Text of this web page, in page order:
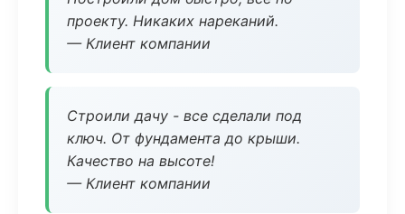
проекту. Никаких нареканий.
— Клиент компании
Строили дачу - все сделали под
ключ. От фундамента до крыши.
Качество на высоте!
— Клиент компании